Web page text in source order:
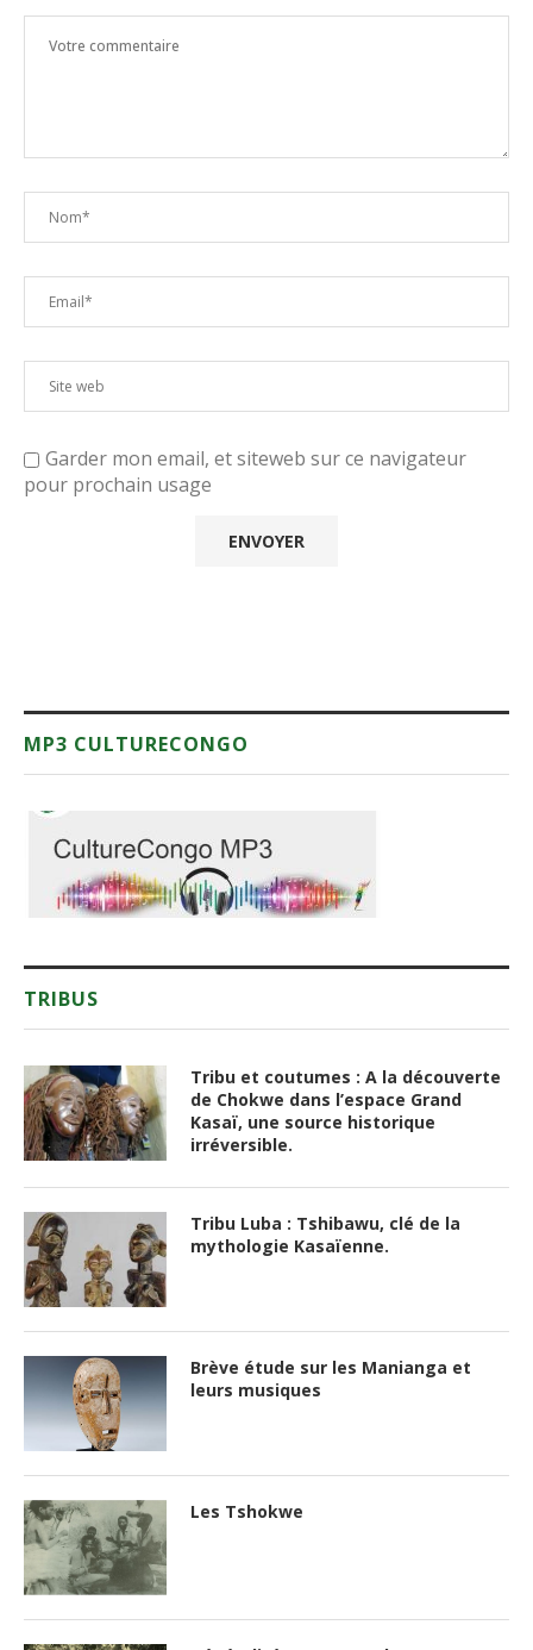
Garder mon email, et siteweb sur ce navigateur
pour prochain usage
MP3 CULTURECONGO
TRIBUS
Tribu et coutumes : A la découverte
de Chokwe dans l’espace Grand
Kasaï, une source historique
irréversible.
Tribu Luba : Tshibawu, clé de la
mythologie Kasaïenne.
Brève étude sur les Manianga et
leurs musiques
Les Tshokwe